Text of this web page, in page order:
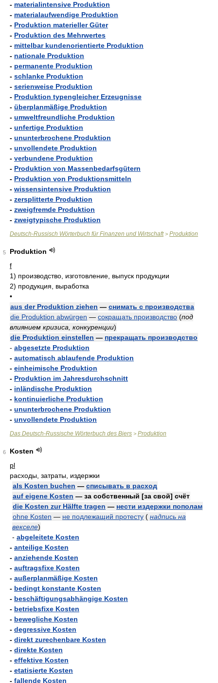
- materialintensive Produktion
- materialaufwendige Produktion
- Produktion materieller Güter
- Produktion des Mehrwertes
- mittelbar kundenorientierte Produktion
- nationale Produktion
- permanente Produktion
- schlanke Produktion
- serienweise Produktion
- Produktion typengleicher Erzeugnisse
- überplanmäßige Produktion
- umweltfreundliche Produktion
- unfertige Produktion
- ununterbrochene Produktion
- unvollendete Produktion
- verbundene Produktion
- Produktion von Massenbedarfsgütern
- Produktion von Produktionsmitteln
- wissensintensive Produktion
- zersplitterte Produktion
- zweigfremde Produktion
- zweigtypische Produktion
Deutsch-Russisch Wörterbuch für Finanzen und Wirtschaft> Produktion
5
Produktion
f
1) производство, изготовление, выпуск продукции
2) продукция, выработка
•
aus der Produktion ziehen — снимать с производства
die Produktion abwürgen — сокращать производство (под
влиянием кризиса, конкуренции)
die Produktion einstellen — прекращать производство
- abgesetzte Produktion
- automatisch ablaufende Produktion
- einheimische Produktion
- Produktion im Jahresdurchschnitt
- inländische Produktion
- kontinuierliche Produktion
- ununterbrochene Produktion
- unvollendete Produktion
Das Deutsch-Russische Wörterbuch des Biers > Produktion
6
Kosten
pl
расходы, затраты, издержки
als Kosten buchen — списывать в расход
auf eigene Kosten — за собственный [за свой] счёт
die Kosten zur Hälfte tragen — нести издержки пополам
ohne Kosten — не подлежащий протесту ( надпись на
векселе)
- abgeleitete Kosten
- anteilige Kosten
- anziehende Kosten
- auftragsfixe Kosten
- außerplanmäßige Kosten
- bedingt konstante Kosten
- beschäftigungsabhängige Kosten
- betriebsfixe Kosten
- bewegliche Kosten
- degressive Kosten
- direkt zurechenbare Kosten
- direkte Kosten
- effektive Kosten
- etatisierte Kosten
- fallende Kosten